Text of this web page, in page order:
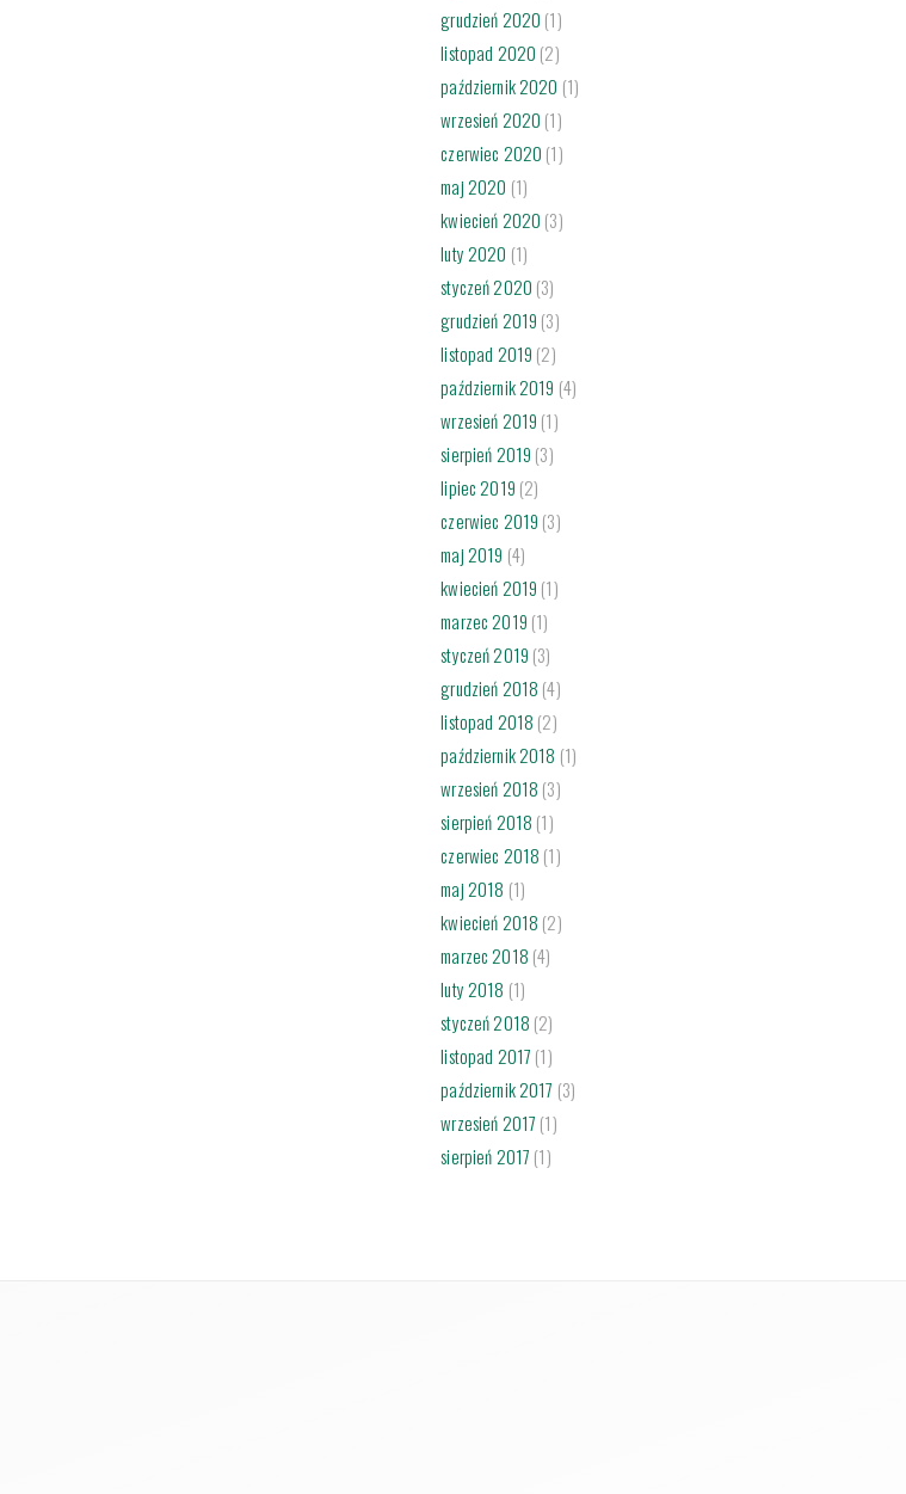
grudzień 2020 (1)
listopad 2020 (2)
październik 2020 (1)
wrzesień 2020 (1)
czerwiec 2020 (1)
maj 2020 (1)
kwiecień 2020 (3)
luty 2020 (1)
styczeń 2020 (3)
grudzień 2019 (3)
listopad 2019 (2)
październik 2019 (4)
wrzesień 2019 (1)
sierpień 2019 (3)
lipiec 2019 (2)
czerwiec 2019 (3)
maj 2019 (4)
kwiecień 2019 (1)
marzec 2019 (1)
styczeń 2019 (3)
grudzień 2018 (4)
listopad 2018 (2)
październik 2018 (1)
wrzesień 2018 (3)
sierpień 2018 (1)
czerwiec 2018 (1)
maj 2018 (1)
kwiecień 2018 (2)
marzec 2018 (4)
luty 2018 (1)
styczeń 2018 (2)
listopad 2017 (1)
październik 2017 (3)
wrzesień 2017 (1)
sierpień 2017 (1)